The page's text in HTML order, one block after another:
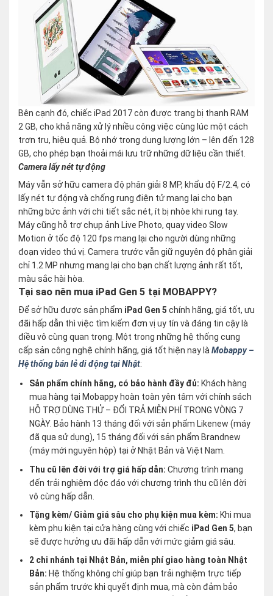
Bên cạnh đó, chiếc iPad 2017 còn được trang bị thanh RAM
2 GB, cho khả năng xử lý nhiều công việc cùng lúc một cách
trơn tru, hiệu quả. Bộ nhớ trong dung lượng lớn – lên đến 128
GB, cho phép bạn thoải mái lưu trữ những dữ liệu cần thiết.
Camera lấy nét tự động
Máy vẫn sở hữu camera độ phân giải 8 MP, khẩu độ F/2.4, có
lấy nét tự động và chống rung điện tử mang lại cho bạn
những bức ảnh với chi tiết sắc nét, ít bị nhòe khi rung tay.
Máy cũng hỗ trợ chụp ảnh Live Photo, quay video Slow
Motion ở tốc độ 120 fps mang lại cho người dùng những
đoạn video thú vị. Camera trước vẫn giữ nguyên độ phân giải
chỉ 1.2 MP nhưng mang lại cho bạn chất lượng ảnh rất tốt,
màu sắc hài hòa.
Tại sao nên mua iPad Gen 5 tại MOBAPPY?
Để sở hữu được sản phẩm iPad Gen 5 chính hãng, giá tốt, ưu
đãi hấp dẫn thì việc tìm kiếm đơn vị uy tín và đáng tin cậy là
điều vô cùng quan trọng. Một trong những hệ thống cung
cấp sản công nghệ chính hãng, giá tốt hiện nay làMobappy –
Hệ thống bán lẻ di động tại Nhật:
Sản phẩm chính hãng, có bảo hành đầy đủ: Khách hàng
mua hàng tại Mobappy hoàn toàn yên tâm với chính sách
HỖ TRỢ DÙNG THỬ – ĐỔI TRẢ MIỄN PHÍ TRONG VÒNG 7
NGÀY. Bảo hành 13 tháng đối với sản phẩm Likenew (máy
đã qua sử dụng), 15 tháng đối với sản phẩm Brandnew
(máy mới nguyên hộp) tại ở Nhật Bản và Việt Nam.
Thu cũ lên đời với trợ giá hấp dẫn:Chương trình mang
đến trải nghiệm độc đáo với chương trình thu cũ lên đời
vô cùng hấp dẫn.
Tặng kèm/ Giảm giá sâu cho phụ kiện mua kèm: Khi mua
kèm phụ kiện tại cửa hàng cùng với chiếc iPad Gen 5, bạn
sẽ được hưởng ưu đãi hấp dẫn với mức giảm giá sâu.
2 chi nhánh tại Nhật Bản, miễn phí giao hàng toàn Nhật
Bản: Hệ thống không chỉ giúp bạn trải nghiệm trực tiếp
sản phẩm trước khi quyết định mua, mà còn đảm bảo